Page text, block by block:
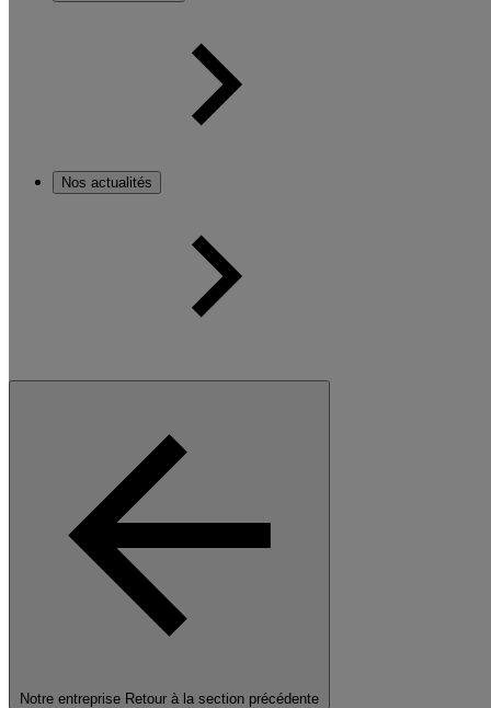
Nos actualités
Notre entreprise Retour à la section précédente